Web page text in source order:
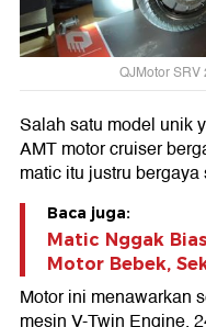
QJMotor SRV
Salah satu model unik
AMT motor cruiser
matic itu justru bergaya
Baca juga:
Matic Nggak
Motor Bebek,
Motor ini menawarkan